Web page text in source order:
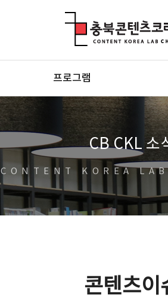
프로그램
CB CKL 소
CONTENT KOREA
콘텐츠이